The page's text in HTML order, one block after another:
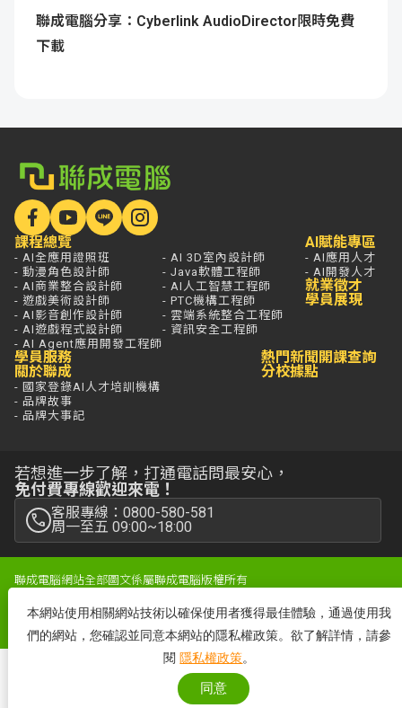
聯成電腦分享：Cyberlink AudioDirector限時免費
下載
課程總覽
- AI全應用證照班
- 動漫角色設計師
- AI商業整合設計師
- 遊戲美術設計師
- AI影音創作設計師
- AI遊戲程式設計師
- AI Agent應用開發工程師
- AI 3D室內設計師
- Java軟體工程師
- AI人工智慧工程師
- PTC機構工程師
- 雲端系統整合工程師
- 資訊安全工程師
AI賦能專區
- AI應用人才
- AI開發人才
就業徵才
學員展現
學員服務
關於聯成
- 國家登錄AI人才培訓機構
- 品牌故事
- 品牌大事記
熱門新聞
分校據點
開課查詢
若想進一步了解，打通電話問最安心，
免付費專線歡迎來電！
客服專線：0800-580-581
周一至五 09:00~18:00
聯成電腦網站全部圖文係屬聯成電腦版權所有
稱，分別隸屬該註冊公司
隱私權政策| 防詐騙聲明|性騷擾防治|網站地圖|消費保障聲明
本網站使用相關網站技術以確保使用者獲得最佳體驗，通過使用我
們的網站，您確認並同意本網站的隱私權政策。欲了解詳情，請參
閱隱私權政策。
同意